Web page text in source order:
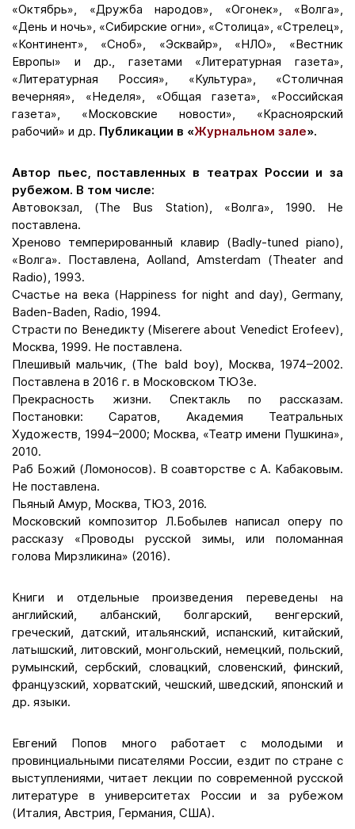
«Октябрь», «Дружба народов», «Огонек», «Волга»,
«День и ночь», «Сибирские огни», «Столица», «Стрелец»,
«Континент», «Сноб», «Эсквайр», «НЛО», «Вестник
Европы» и др., газетами «Литературная газета»,
«Литературная Россия», «Культура», «Столичная
вечерняя», «Неделя», «Общая газета», «Российская
газета», «Московские новости», «Красноярский
рабочий» и др. Публикации в «Журнальном зале».
Автор пьес, поставленных в театрах России и за
рубежом. В том числе:
Автовокзал, (The Bus Station), «Волга», 1990. Не
поставлена.
Хреново темперированный клавир (Badly-tuned piano),
«Волга». Поставлена, Aolland, Amsterdam (Theater and
Radio), 1993.
Счастье на века (Happiness for night and day), Germany,
Baden-Baden, Radio, 1994.
Страсти по Венедикту (Miserere about Venedict Erofeev),
Москва, 1999. Не поставлена.
Плешивый мальчик, (The bald boy), Москва, 1974–2002.
Поставлена в 2016 г. в Московском ТЮЗе.
Прекрасность жизни. Спектакль по рассказам.
Постановки: Саратов, Академия Театральных
Художеств, 1994–2000; Москва, «Театр имени Пушкина»,
2010.
Раб Божий (Ломоносов). В соавторстве с А. Кабаковым.
Не поставлена.
Пьяный Амур, Москва, ТЮЗ, 2016.
Московский композитор Л.Бобылев написал оперу по
рассказу «Проводы русской зимы, или поломанная
голова Мирзликина» (2016).
Книги и отдельные произведения переведены на
английский, албанский, болгарский, венгерский,
греческий, датский, итальянский, испанский, китайский,
латышский, литовский, монгольский, немецкий, польский,
румынский, сербский, словацкий, словенский, финский,
французский, хорватский, чешский, шведский, японский и
др. языки.
Евгений Попов много работает с молодыми и
провинциальными писателями России, ездит по стране с
выступлениями, читает лекции по современной русской
литературе в университетах России и за рубежом
(Италия, Австрия, Германия, США).